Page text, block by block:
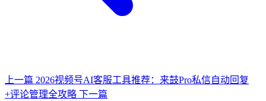
上一篇 2026视频号AI客服工具推荐：来鼓Pro私信自动回复
+评论管理全攻略 下一篇